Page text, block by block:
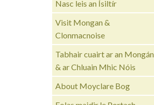
Nasc leis an Ísiltír
Visit Mongan &
Clonmacnoise
Tabhair cuairt ar an Mongán
& ar Chluain Mhic Nóis
About Moyclare Bog